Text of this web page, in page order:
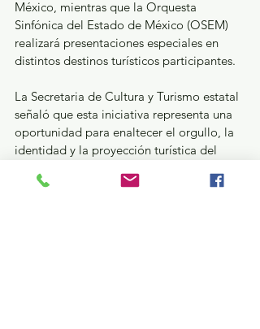
México, mientras que la Orquesta
Sinfónica del Estado de México (OSEM)
realizará presentaciones especiales en
distintos destinos turísticos participantes.
La Secretaria de Cultura y Turismo estatal
señaló que esta iniciativa representa una
oportunidad para enaltecer el orgullo, la
identidad y la proyección turística del
celebración que unirá cultura, tradición y